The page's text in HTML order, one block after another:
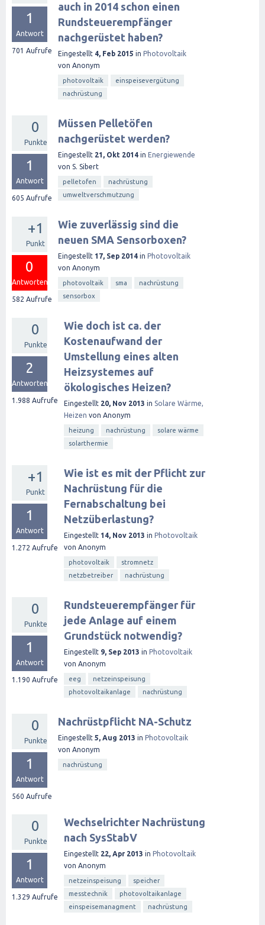
1
Antwort
701 Aufrufe
auch in 2014 schon einen
Rundsteuerempfänger
nachgerüstet haben?
Eingestellt 4, Feb 2015 in Photovoltaik
von Anonym
photovoltaik
einspeisevergütung
nachrüstung
0
Punkte
1
Antwort
605 Aufrufe
Müssen Pelletöfen
nachgerüstet werden?
Eingestellt 21, Okt 2014 in Energiewende
von S. Sibert
pelletofen
nachrüstung
umweltverschmutzung
+1
Punkt
0
Antworten
582 Aufrufe
Wie zuverlässig sind die
neuen SMA Sensorboxen?
Eingestellt 17, Sep 2014 in Photovoltaik
von Anonym
photovoltaik sma
nachrüstung
sensorbox
0
Punkte
2
Antworten
1.988 Aufrufe
Wie doch ist ca. der
Kostenaufwand der
Umstellung eines alten
Heizsystemes auf
ökologisches Heizen?
Eingestellt 20, Nov 2013 in Solare Wärme,
Heizen von Anonym
heizung nachrüstung
solare wärme
solarthermie
+1
Punkt
1
Antwort
1.272 Aufrufe
Wie ist es mit der Pflicht zur
Nachrüstung für die
Fernabschaltung bei
Netzüberlastung?
Eingestellt 14, Nov 2013 in Photovoltaik
von Anonym
photovoltaik
stromnetz
netzbetreiber
nachrüstung
0
Punkte
1
Antwort
1.190 Aufrufe
Rundsteuerempfänger für
jede Anlage auf einem
Grundstück notwendig?
Eingestellt 9, Sep 2013 in Photovoltaik
von Anonym
eeg
netzeinspeisung
photovoltaikanlage
nachrüstung
0
Punkte
1
Antwort
560 Aufrufe
Nachrüstpflicht NA-Schutz
Eingestellt 5, Aug 2013 in Photovoltaik
von Anonym
nachrüstung
0
Punkte
1
Antwort
1.329 Aufrufe
Wechselrichter Nachrüstung
nach SysStabV
Eingestellt 22, Apr 2013 in Photovoltaik
von Anonym
netzeinspeisung
speicher
messtechnik
photovoltaikanlage
einspeisemanagment
nachrüstung